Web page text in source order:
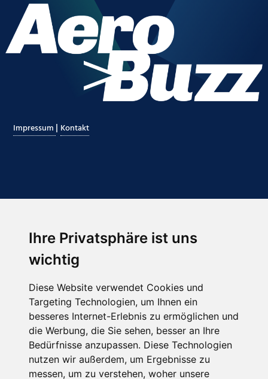
Ihre Privatsphäre ist uns
wichtig
Diese Website verwendet Cookies und
Targeting Technologien, um Ihnen ein
besseres Internet-Erlebnis zu ermöglichen und
die Werbung, die Sie sehen, besser an Ihre
Bedürfnisse anzupassen. Diese Technologien
nutzen wir außerdem, um Ergebnisse zu
messen, um zu verstehen, woher unsere
Impressum | Kontakt
Abonnieren Sie unseren Newsletter
Email*